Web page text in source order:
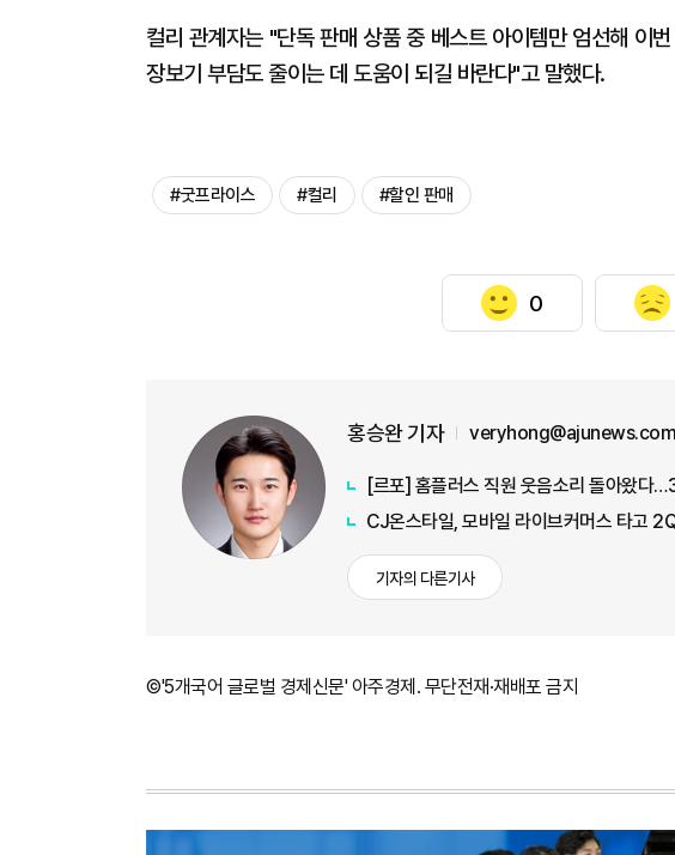
컬리 관계자는 "단독 판매 상품 중 베스트 아이템만 엄선해 이
장보기 부담도 줄이는 데 도움이 되길 바란다"고 말했다.
#굿프라이스 #컬리 #할인 판매
0
홍승완 기자 veryhong@ajunews.com
[르포] 홈플러스 직원 웃음소리 돌아왔다
CJ온스타일, 모바일 라이브커머스 타고
기자의 다른기사
©'5개국어 글로벌 경제신문' 아주경제. 무단전재·재배포 금지